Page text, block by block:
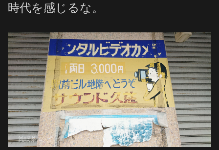
時代を感じるな。